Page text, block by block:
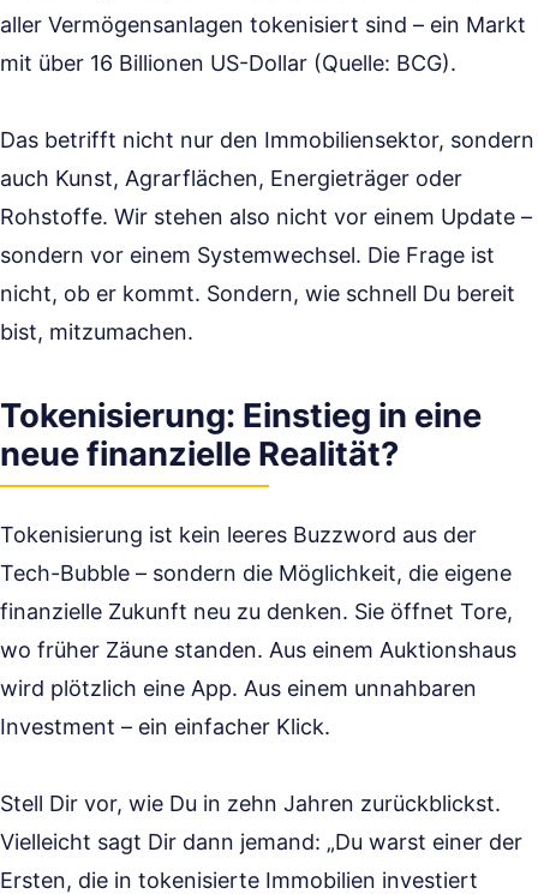
aller Vermögensanlagen tokenisiert sind – ein Markt
mit über 16 Billionen US-Dollar (Quelle: BCG).
Das betrifft nicht nur den Immobiliensektor, sondern
auch Kunst, Agrarflächen, Energieträger oder
Rohstoffe. Wir stehen also nicht vor einem Update –
sondern vor einem Systemwechsel. Die Frage ist
nicht, ob er kommt. Sondern, wie schnell Du bereit
bist, mitzumachen.
Tokenisierung: Einstieg in eine
neue finanzielle Realität?
Tokenisierung ist kein leeres Buzzword aus der
Tech-Bubble – sondern die Möglichkeit, die eigene
finanzielle Zukunft neu zu denken. Sie öffnet Tore,
wo früher Zäune standen. Aus einem Auktionshaus
wird plötzlich eine App. Aus einem unnahbaren
Investment – ein einfacher Klick.
Stell Dir vor, wie Du in zehn Jahren zurückblickst.
Vielleicht sagt Dir dann jemand: „Du warst einer der
Ersten, die in tokenisierte Immobilien investiert